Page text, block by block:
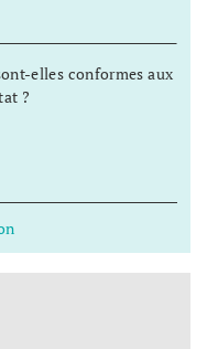
elles conformes aux
?